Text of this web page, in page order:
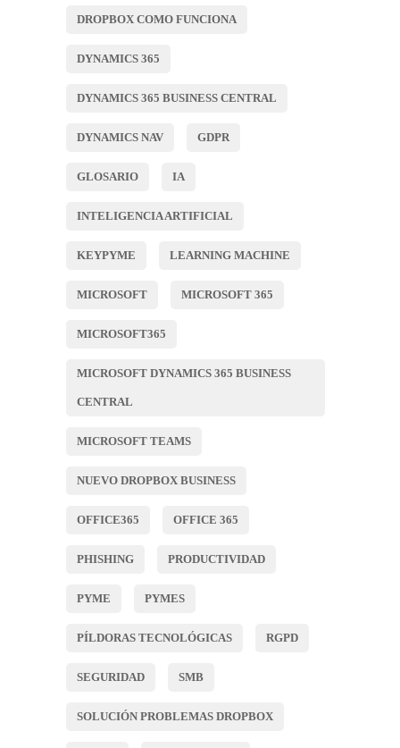
DROPBOX COMO FUNCIONA
DYNAMICS 365
DYNAMICS 365 BUSINESS CENTRAL
DYNAMICS NAV GDPR
GLOSARIO IA
INTELIGENCIA ARTIFICIAL
KEYPYME LEARNING MACHINE
MICROSOFT MICROSOFT 365
MICROSOFT365
MICROSOFT DYNAMICS 365 BUSINESS
CENTRAL
MICROSOFT TEAMS
NUEVO DROPBOX BUSINESS
OFFICE365 OFFICE 365
PHISHING PRODUCTIVIDAD
PYME PYMES
PÍLDORAS TECNOLÓGICAS RGPD
SEGURIDAD SMB
SOLUCIÓN PROBLEMAS DROPBOX